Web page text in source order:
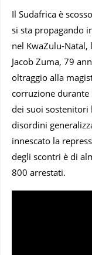
Il Sudafrica è
si sta propagando
nel KwaZulu-Natal,
Jacob Zuma, 79
oltraggio alla
corruzione durante
dei suoi sostenitori
disordini
innescato la
degli scontri è di
800 arrestati.